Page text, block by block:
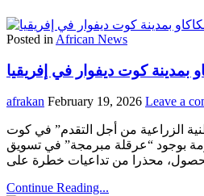
Posted in African News
بمدينة كوت ديفوار في إفريقيا
afrakan February 19, 2026 Leave a
الزراعية من أجل التقدم” في كوت
بوجود “عرقلة مبرمجة” في تسويق
Continue Reading...